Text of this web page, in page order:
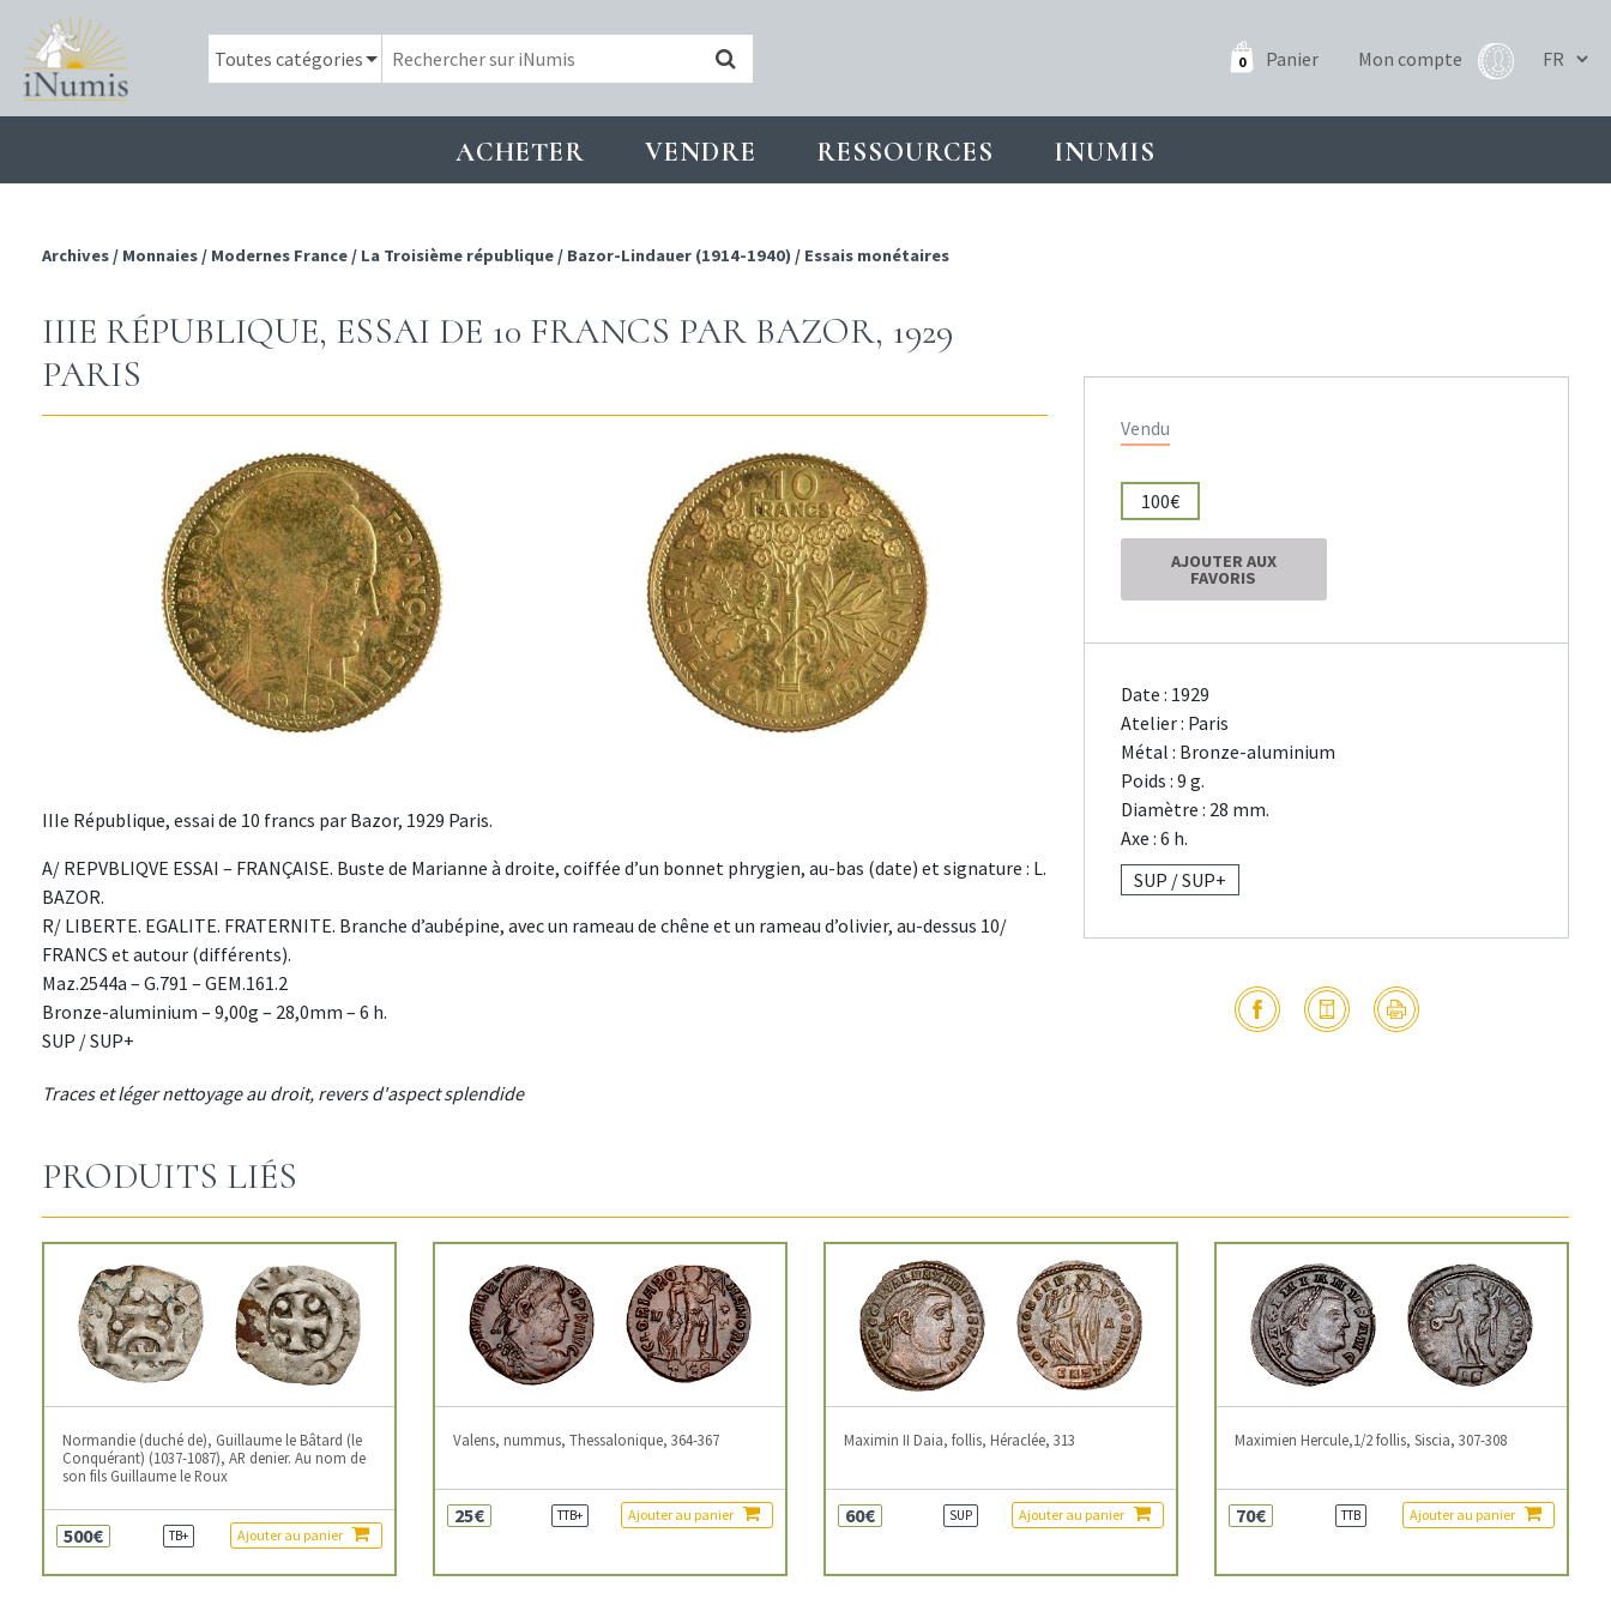
0 Panier Mon compte
ACHETER VENDRE RESSOURCES INUMIS
Archives / Monnaies / Modernes France / La Troisième république / Bazor-Lindauer (1914-1940) / Essais monétaires
IIIE RÉPUBLIQUE, ESSAI DE 10 FRANCS PAR BAZOR, 1929
PARIS
IIIe République, essai de 10 francs par Bazor, 1929 Paris.
A/ REPVBLIQVE ESSAI – FRANÇAISE. Buste de Marianne à droite, coiffée d’un bonnet phrygien, au-bas (date) et signature : L.
BAZOR.
R/ LIBERTE. EGALITE. FRATERNITE. Branche d’aubépine, avec un rameau de chêne et un rameau d’olivier, au-dessus 10/
FRANCS et autour (différents).
Maz.2544a – G.791 – GEM.161.2
Bronze-aluminium – 9,00g – 28,0mm – 6 h.
SUP / SUP+
Traces et léger nettoyage au droit, revers d'aspect splendide
Vendu
100€
AJOUTER AUX
FAVORIS
Date : 1929
Atelier : Paris
Métal : Bronze-aluminium
Poids : 9 g.
Diamètre : 28 mm.
Axe : 6 h.
SUP / SUP+
PRODUITS LIÉS
Normandie (duché de), Guillaume le Bâtard (le
Conquérant) (1037-1087), AR denier. Au nom de
son fils Guillaume le Roux
500€ TB+ Ajouter au panier
Valens, nummus, Thessalonique, 364-367
25€ TTB+ Ajouter au panier
Maximin II Daia, follis, Héraclée, 313
60€ SUP Ajouter au panier
Maximien Hercule,1/2 follis, Siscia, 307-308
70€ TTB Ajouter au panier